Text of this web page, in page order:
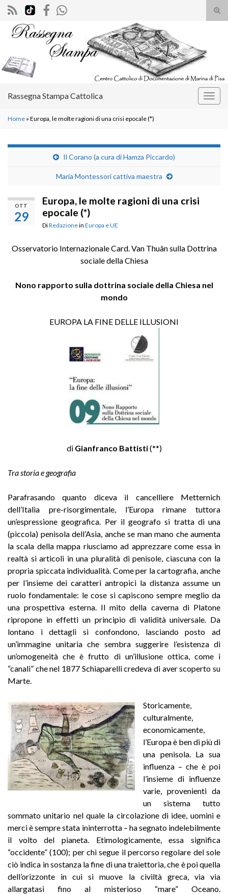
il
Search for:
Rassegna Stampa Cattolica
Home » Europa, le molte ragioni di una crisi epocale (*)
Il Corano (a cura di Hamza Piccardo)
Maria Montessori cattiva maestra
OTT
29
Europa, le molte ragioni di una crisi
epocale (*)
DiRedazionein Europa e UE
Osservatorio Internazionale Card. Van Thuân sulla Dottrina
sociale della Chiesa
Nono rapporto sulla dottrina sociale della Chiesa nel
mondo
EUROPA LA FINE DELLE ILLUSIONI
di Gianfranco Battisti(**)
Tra storia e geografia
Parafrasando quanto diceva il cancelliere Metternich
dell’Italia pre-risorgimentale, l’Europa rimane tuttora
un’espressione geografica. Per il geografo si tratta di una
(piccola) penisola dell’Asia, anche se man mano che aumenta
la scala della mappa riusciamo ad apprezzare come essa in
realtà si articoli in una pluralità di penisole, ciascuna con la
propria spiccata individualità. Come per la cartografia, anche
per l’insieme dei caratteri antropici la distanza assume un
ruolo fondamentale: le cose si capiscono sempre meglio da
una prospettiva esterna. Il mito della caverna di Platone
ripropone in effetti un principio di validità universale. Da
lontano i dettagli si confondono, lasciando posto ad
un’immagine unitaria che sembra suggerire l’esistenza di
un’omogeneità che è frutto di un’illusione ottica, come i
“canali” che nel 1877 Schiaparelli credeva di aver scoperto su
Marte.
Storicamente,
culturalmente,
economicamente,
l’Europa è ben di più di
una penisola. La sua
influenza – che è poi
l’insieme di influenze
varie, provenienti da
un sistema tutto
sommato unitario nel quale la circolazione di idee, uomini e
merci è sempre stata ininterrotta – ha segnato indelebilmente
il volto del pianeta. Etimologicamente, essa significa
“occidente” (100); per chi segue il percorso regolare del sole
ciò indica in sostanza la fine di una traiettoria, che è poi quella
dell’orizzonte in cui si muove la civiltà greca, via via
allargatasi fino al misterioso “mare” Oceano.